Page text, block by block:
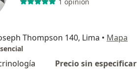
Thompson 140, Lima • Mapa
Precio sin especificar